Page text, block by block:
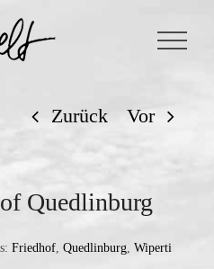
Zurück
Vor
Quedlinburg
Friedhof, Quedlinburg, Wiperti